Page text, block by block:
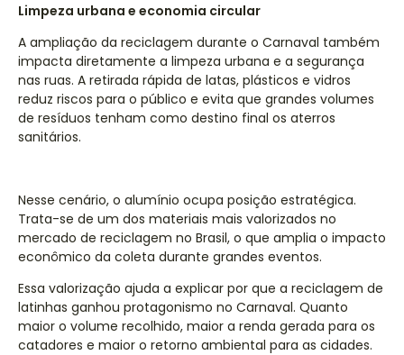
Limpeza urbana e economia circular
A ampliação da reciclagem durante o Carnaval também
impacta diretamente a limpeza urbana e a segurança
nas ruas. A retirada rápida de latas, plásticos e vidros
reduz riscos para o público e evita que grandes volumes
de resíduos tenham como destino final os aterros
sanitários.
Nesse cenário, o alumínio ocupa posição estratégica.
Trata-se de um dos materiais mais valorizados no
mercado de reciclagem no Brasil, o que amplia o impacto
econômico da coleta durante grandes eventos.
Essa valorização ajuda a explicar por que a reciclagem de
latinhas ganhou protagonismo no Carnaval. Quanto
maior o volume recolhido, maior a renda gerada para os
catadores e maior o retorno ambiental para as cidades.